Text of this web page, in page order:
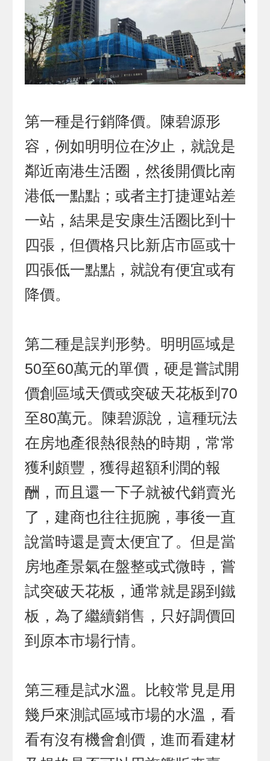
第一種是行銷降價。陳碧源形
容，例如明明位在汐止，就說是
鄰近南港生活圈，然後開價比南
港低一點點；或者主打捷運站差
一站，結果是安康生活圈比到十
四張，但價格只比新店市區或十
四張低一點點，就說有便宜或有
降價。
第二種是誤判形勢。明明區域是
50至60萬元的單價，硬是嘗試開
價創區域天價或突破天花板到70
至80萬元。陳碧源說，這種玩法
在房地產很熱很熱的時期，常常
獲利頗豐，獲得超額利潤的報
酬，而且還一下子就被代銷賣光
了，建商也往往扼腕，事後一直
說當時還是賣太便宜了。但是當
房地產景氣在盤整或式微時，嘗
試突破天花板，通常就是踢到鐵
板，為了繼續銷售，只好調價回
到原本市場行情。
第三種是試水溫。比較常見是用
幾戶來測試區域市場的水溫，看
看有沒有機會創價，進而看建材